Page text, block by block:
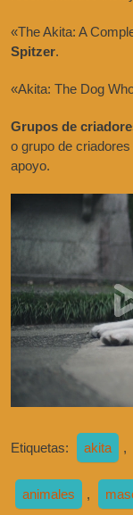
«The Akita: A
Spitzer.
«Akita: The Dog
Grupos de
o grupo de
apoyo.
Etiquetas: akita ,
animales ,